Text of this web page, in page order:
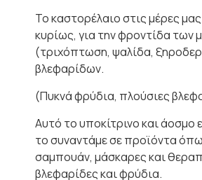
Το καστορέλαιο στις μέρες
κυρίως, για την φροντίδα των
(τριχόπτωση, ψαλίδα,
βλεφαρίδων.
(Πυκνά φρύδια, πλούσιες
Αυτό το υποκίτρινο και άοσμο
το συναντάμε σε προϊόντα
σαμπουάν, μάσκαρες και
βλεφαρίδες και φρύδια.